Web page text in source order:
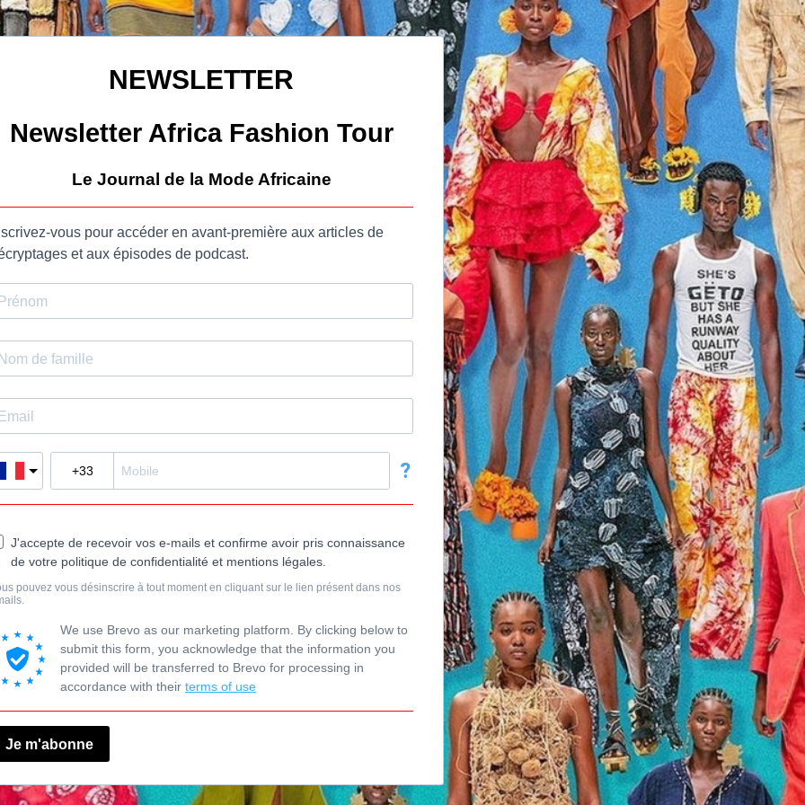
NEWSLETTER
Newsletter Africa Fashion Tour
Le Journal de la Mode Africaine
vous pour accéder en avant-première aux articles de
et aux épisodes de podcast.
?
J'accepte de recevoir vos e-mails et confirme avoir pris connaissance
de votre politique de confidentialité et mentions légales.
pouvez vous désinscrire à tout moment en cliquant sur le lien présent dans nos
We use Brevo as our marketing platform. By clicking below to
submit this form, you acknowledge that the information you
provided will be transferred to Brevo for processing in
accordance with their terms of use
Je m'abonne